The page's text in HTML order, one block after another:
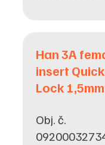
Han 3A
insert
Lock
Obj. č.